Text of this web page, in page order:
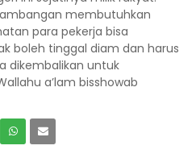
membutuhkan
para pekerja bisa
boleh tinggal diam dan harus
dikembalikan untuk
a’lam bisshowab